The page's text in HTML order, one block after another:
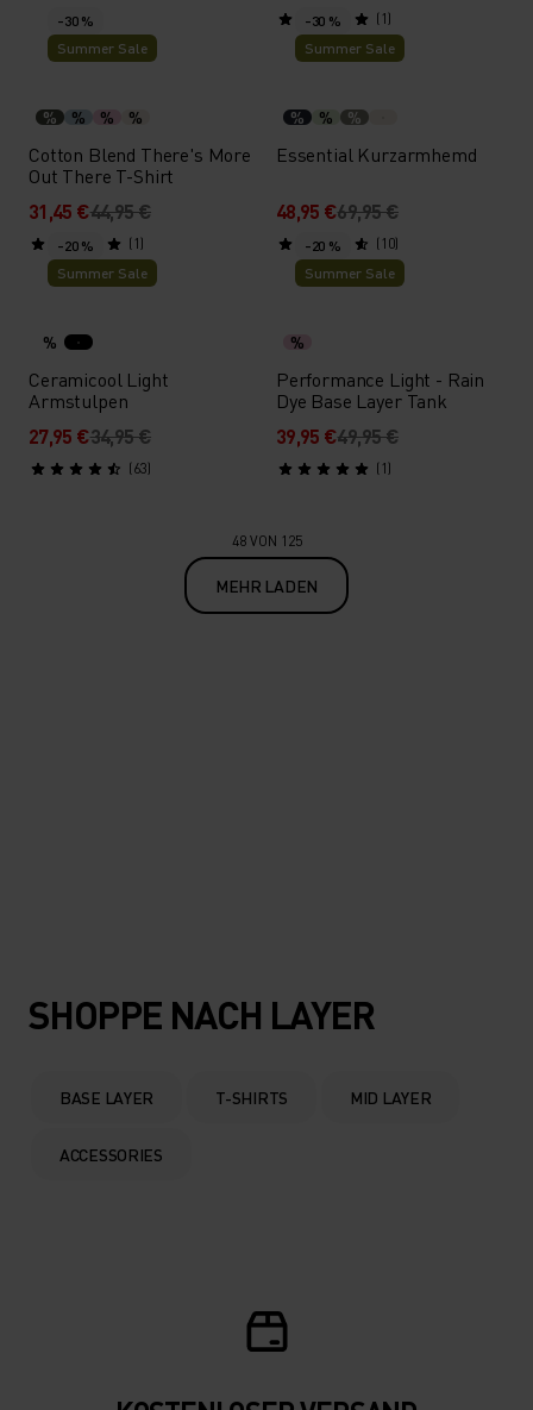
(1)
-30 %
Summer Sale
% % % %
Cotton Blend There's More
Out There T-Shirt
31,45 €44,95 €
(1)
-30 %
Summer Sale
% % %
Essential Kurzarmhemd
48,95 €69,95 €
(10)
-20 %
Summer Sale
%
Ceramicool Light
Armstulpen
27,95 €34,95 €
(63)
-20 %
Summer Sale
%
Performance Light - Rain
Dye Base Layer Tank
39,95 €49,95 €
(1)
48 VON 125
MEHR LADEN
SHOPPE NACH LAYER
BASE LAYER T-SHIRTS MID LAYER
ACCESSORIES